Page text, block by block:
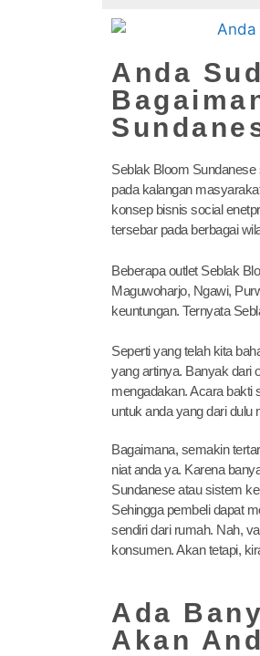
Anda
Seblak Bloom
pada kalangan
konsep bisnis social
tersebar pada berbagai
Beberapa outlet Seblak
Maguwoharjo, Ngawi,
keuntungan. Ternyata
Seperti yang telah kita
yang artinya. Banyak dari
mengadakan. Acara bakti
untuk anda yang dari
Bagaimana, semakin
niat anda ya. Karena
Sundanese atau sistem
Sehingga pembeli dapat
sendiri dari rumah. Nah,
konsumen. Akan tetapi,
Ada
Akan